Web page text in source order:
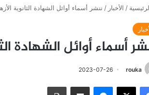
/ الأخبار / ننشر أسماء أوائل الشهادة الثانوية الأزهرية
أسماء أوائل الشهادة
rouka
2023-07-26
فيسبوك ‫X ماسنجر مشاركة عبر البريد طباعة